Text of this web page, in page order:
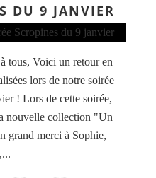
DU 9 JANVIER
tous, Voici un retour en
lors de notre soirée
! Lors de cette soirée,
nouvelle collection "Un
grand merci à Sophie,